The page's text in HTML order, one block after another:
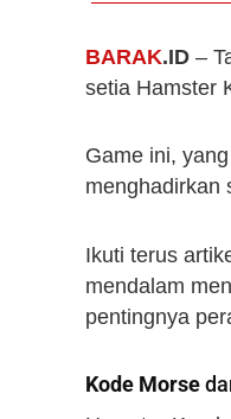
BARAK.ID –
setia Hamster
Game ini,
menghadirkan
Ikuti terus
mendalam
pentingnya
Kode Morse